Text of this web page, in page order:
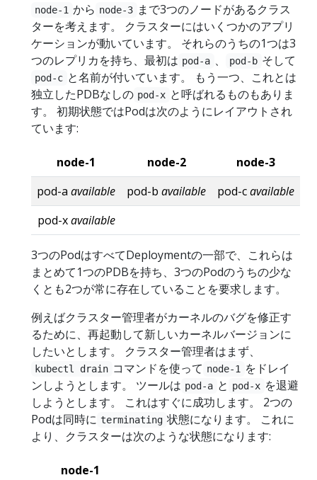
node-1 から node-3 まで3つのノードがあるクラス
ターを考えます。 クラスターにはいくつかのアプリ
ケーションが動いています。 それらのうちの1つは3
つのレプリカを持ち、最初は pod-a 、 pod-b そして
pod-c と名前が付いています。 もう一つ、これとは
独立したPDBなしの pod-x と呼ばれるものもありま
す。 初期状態ではPodは次のようにレイアウトされ
ています:
node-1 node-2
node-3
pod-a available pod-b available pod-cavailable
pod-xavailable
3つのPodはすべてDeploymentの一部で、これらは
まとめて1つのPDBを持ち、3つのPodのうちの少な
くとも2つが常に存在していることを要求します。
例えばクラスター管理者がカーネルのバグを修正す
るために、再起動して新しいカーネルバージョンに
したいとします。 クラスター管理者はまず、
kubectl drain コマンドを使って node-1
をドレイ
ンしようとします。 ツールは pod-a と pod-x を退避
しようとします。 これはすぐに成功します。 2つの
Podは同時に terminating 状態になります。 これに
より、クラスターは次のような状態になります:
node-1